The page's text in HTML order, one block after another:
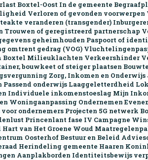
Boxtel-Oost In de gemeente
Verloren of gevonden voorwerpen
veranderen (transgender)
Trouwen of geregistreerd
geheim­houden Paspoort of
omtrent gedrag (VOG)
Boxtel Milieuklachten Verkeershinder
bouwkeet of steiger plaatsen
Zorg, Inkomen en
Passend onderwijs Laaggeletterd­heid
Individuele inkomenstoeslag Mijn
Woningaanpassing Ondernemen
voor ondernemers Projecten 5G netwerk
Princen­lant fase IV Campagne
Hart van Het Groene Woud
Oosterhof Bestuur en Beleid
Herindeling gemeente Haaren
Aanplakborden Identiteitsbewijs